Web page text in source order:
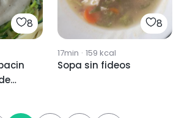
8 8
17min · 159 kcal
Sopa sin fideos